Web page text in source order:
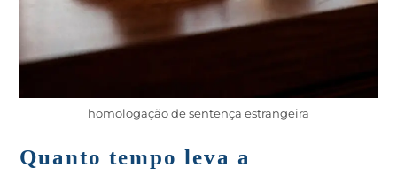
homologação de sentença estrangeira
Quanto tempo leva a